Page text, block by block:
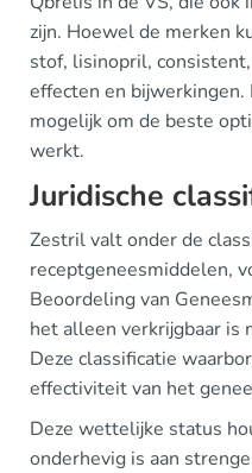
zijn. Hoewel de merken
stof, lisinopril,
effecten en
mogelijk om de beste
werkt.
Juridische
Zestril valt onder de
receptgeneesmiddelen,
Beoordeling van
het alleen verkrijgbaar is
Deze classificatie
effectiviteit van het
Deze wettelijke status
onderhevig is aan